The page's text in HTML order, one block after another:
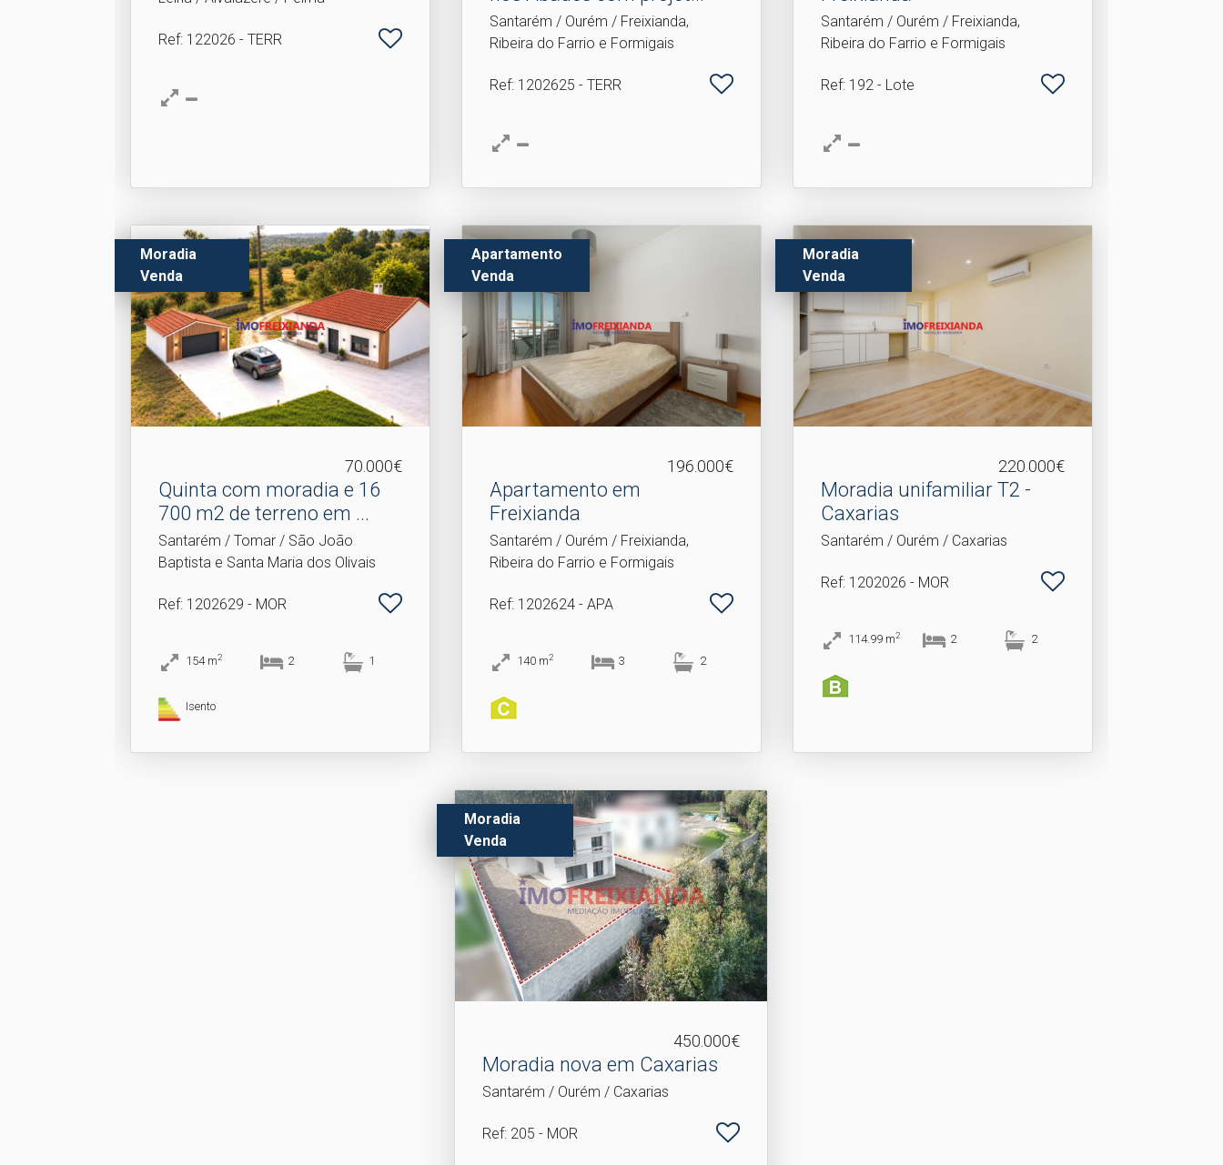
Ref: 122026 - TERR
Santarém / Ourém / Freixianda,
Ribeira do Farrio e Formigais
Ref: 1202625 - TERR
Santarém / Ourém / Freixianda,
Ribeira do Farrio e Formigais
Ref: 192 - Lote
Moradia
Venda
70.000€
Quinta com moradia e 16
700 m2 de terreno em .​..
Santarém / Tomar / São João
Baptista e Santa Maria dos Olivais
Ref: 1202629 - MOR
154 m2 2 1
Isento
Apartamento
Venda
196.000€
Apartamento em
Freixianda
Santarém / Ourém / Freixianda,
Ribeira do Farrio e Formigais
Ref: 1202624 - APA
140 m2 3 2
Moradia
Venda
220.000€
Moradia unifamiliar T2 -
Caxarias
Santarém / Ourém / Caxarias
Ref: 1202026 - MOR
114.99 m2 2 2
Moradia
Venda
450.000€
Moradia nova em Caxarias
Santarém / Ourém / Caxarias
Ref: 205 - MOR